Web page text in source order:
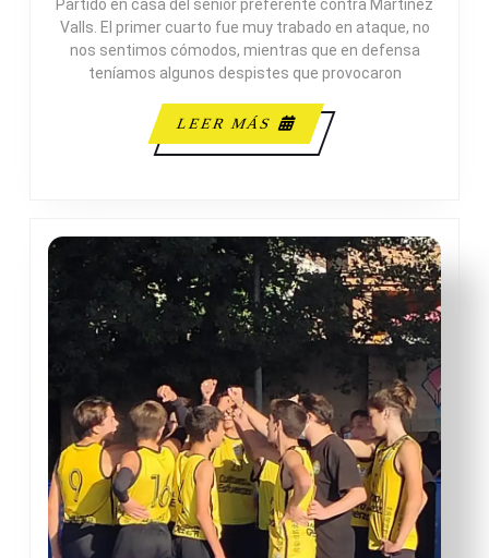
MARTÍNEZ
VALLS
Partido en casa del senior preferente contra Martínez
Valls. El primer cuarto fue muy trabado en ataque, no
nos sentimos cómodos, mientras que en defensa
teníamos algunos despistes que provocaron
LEER MÁS
LEER
MÁS